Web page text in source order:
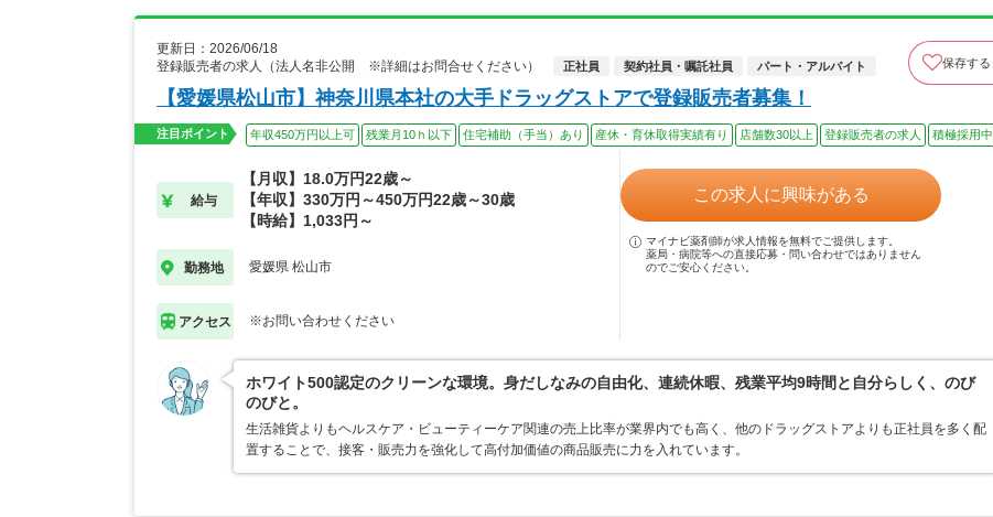
更新日：2026/06/18
登録販売者の求人（法人名非公開 ※詳細はお問合せください）
正社員 契約社員・嘱託社員 パート・アルバイト 保存する
【愛媛県松山市】神奈川県本社の大手ドラッグストアで登録販売者募集！
注目ポイント 年収450万円以上可 残業月10ｈ以下 住宅補助（手当）あり 産休・育休取得実績有り 店舗数30以上 登録販売者の求人 積極採用中
給与
【月収】18.0万円22歳～
【年収】330万円～450万円22歳～30歳
【時給】1,033円～
勤務地 愛媛県 松山市
アクセス ※お問い合わせください
この求人に興味がある
マイナビ薬剤師が求人情報を無料でご提供します。
薬局・病院等への直接応募・問い合わせではありません
のでご安心ください。
ホワイト500認定のクリーンな環境。身だしなみの自由化、連続休暇、残業平均9時間と自分らしく、のび
のびと。
生活雑貨よりもヘルスケア・ビューティーケア関連の売上比率が業界内でも高く、他のドラッグストアよりも正社員を多く配
置することで、接客・販売力を強化して高付加価値の商品販売に力を入れています。